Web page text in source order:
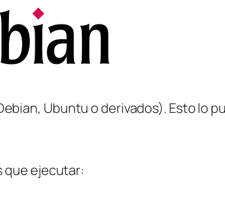
Ubuntu o derivados). Esto lo
que ejecutar: